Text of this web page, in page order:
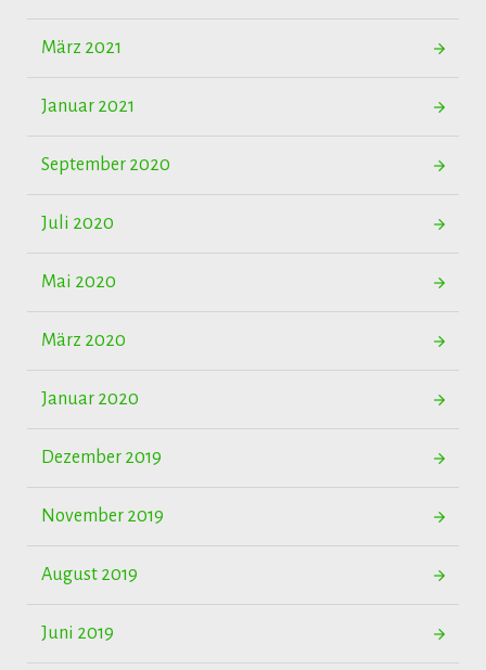
März 2021
Januar 2021
September 2020
Juli 2020
Mai 2020
März 2020
Januar 2020
Dezember 2019
November 2019
August 2019
Juni 2019